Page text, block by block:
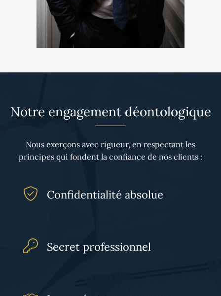
Notre engagement déontologique
Nous exerçons avec rigueur, en respectant les
principes qui fondent la confiance de nos clients :
Confidentialité absolue
Secret professionnel